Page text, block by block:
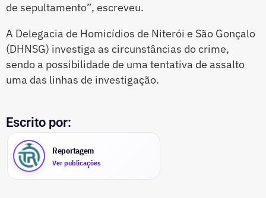
de sepultamento”, escreveu.
A Delegacia de Homicídios de Niterói e São Gonçalo
(DHNSG) investiga as circunstâncias do crime,
sendo a possibilidade de uma tentativa de assalto
uma das linhas de investigação.
Escrito por:
Reportagem
Ver publicações